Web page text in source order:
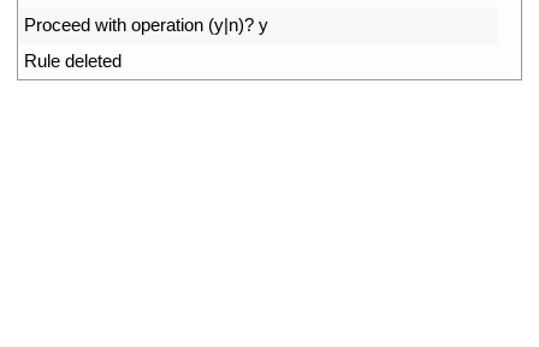
Proceed with operation (y|n)? y
Rule deleted